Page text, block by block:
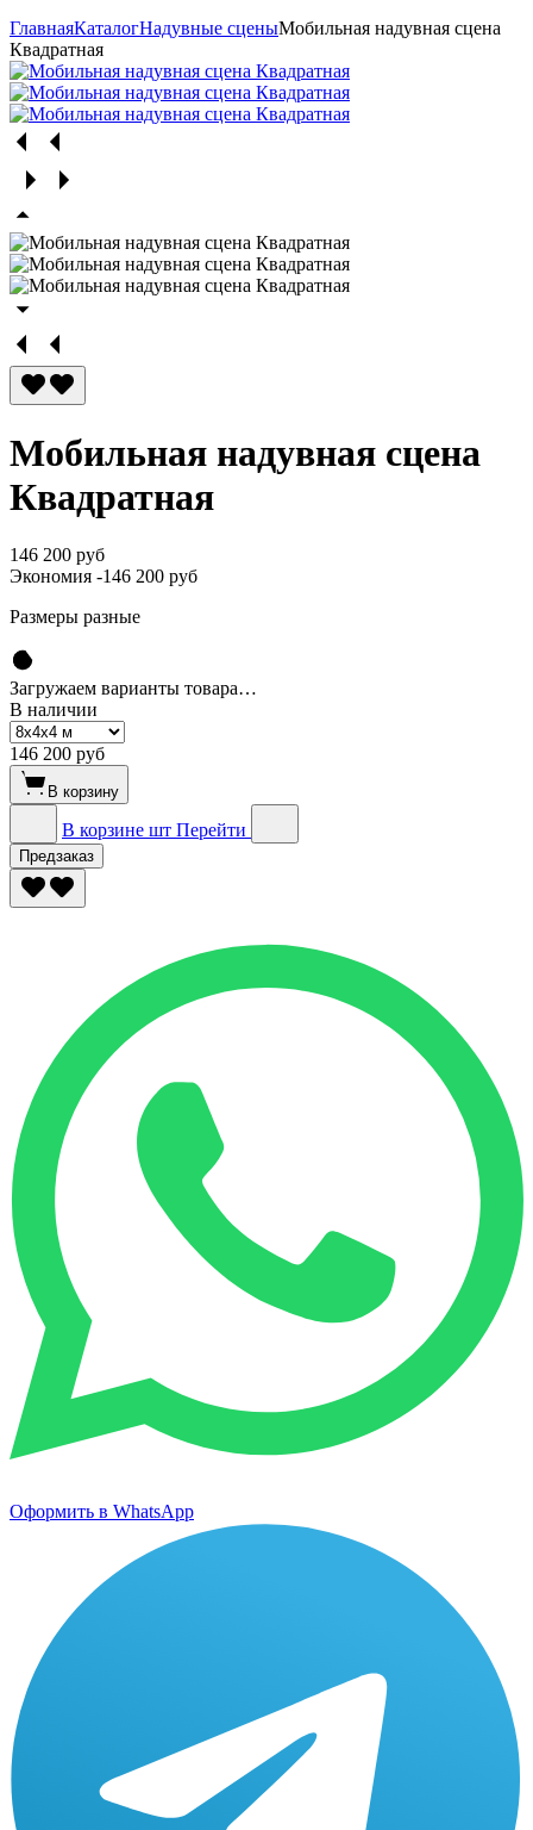
ГлавнаяКаталогНадувные сценыМобильная надувная сцена
Квадратная
Мобильная надувная сцена
Квадратная
146 200 руб
Экономия -146 200 руб
Размеры разные
Загружаем варианты товара…
В наличии
146 200 руб
В корзину
В корзине шт Перейти
Предзаказ
Оформить в WhatsApp